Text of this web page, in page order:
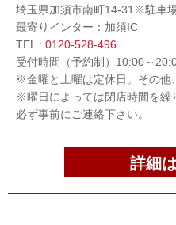
埼玉県加須市南町14-31※駐車
最寄りインター：加須IC
TEL : 0120-528-496
受付時間（予約制）10:00～
※金曜と土曜は定休日。その他
※曜日によっては閉店時間を繰
必ず事前にご連絡下さい。
詳細